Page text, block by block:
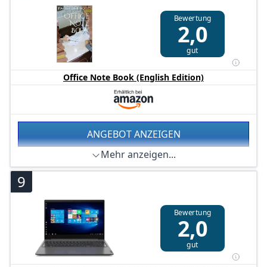
Bewertung
2,0
gut
Office Note Book (English Edition)
ANGEBOT ANZEIGEN
Mehr anzeigen...
9
Bewertung
2,0
gut